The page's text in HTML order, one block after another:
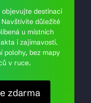
destinaci
důležité
u místních
i zajímavosti.
polohy, bez mapy
v ruce.
zdarma